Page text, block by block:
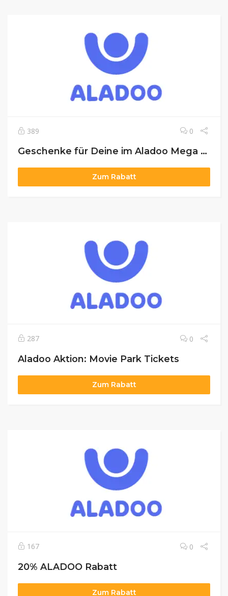
389 0
Geschenke für Deine im Aladoo Mega Deal
Zum Rabatt
287 0
Aladoo Aktion: Movie Park Tickets
Zum Rabatt
167 0
20% ALADOO Rabatt
Zum Rabatt